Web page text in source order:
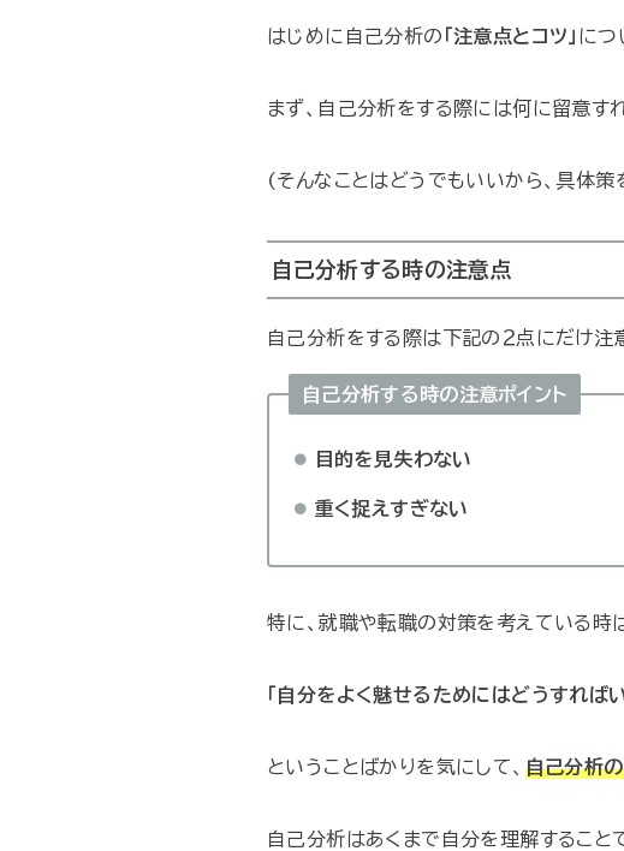
はじめに自己分析の 「注意点とコツ」 につ
まず、自己分析をする際には何に留意す
(そんなことはどうでもいいから、具体
自己分析する時の注意点
自己分析をする際は下記の２点にだけ注意
自己分析する時の注意ポイント
目的を見失わない
重く捉えすぎない
特に、就職や転職の対策を考えている時
「自分をよく魅せるためにはどうすればい
ということばかりを気にして、 自己分析
自己分析はあくまで自分を理解すること